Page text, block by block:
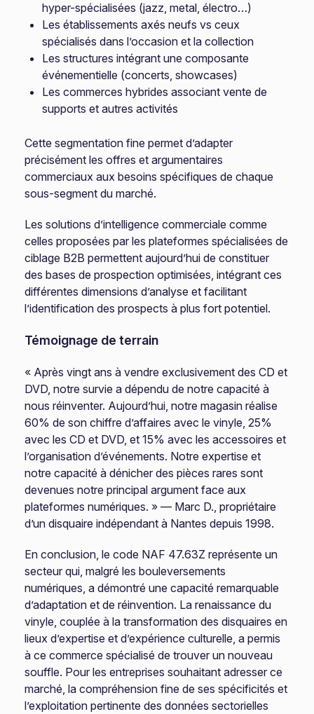
hyper-spécialisées (jazz, metal, électro…)
Les établissements axés neufs vs ceux
spécialisés dans l’occasion et la collection
Les structures intégrant une composante
événementielle (concerts, showcases)
Les commerces hybrides associant vente de
supports et autres activités
Cette segmentation fine permet d’adapter
précisément les offres et argumentaires
commerciaux aux besoins spécifiques de chaque
sous-segment du marché.
Les solutions d’intelligence commerciale comme
celles proposées par les plateformes spécialisées de
ciblage B2B permettent aujourd’hui de constituer
des bases de prospection optimisées, intégrant ces
différentes dimensions d’analyse et facilitant
l’identification des prospects à plus fort potentiel.
Témoignage de terrain
« Après vingt ans à vendre exclusivement des CD et
DVD, notre survie a dépendu de notre capacité à
nous réinventer. Aujourd’hui, notre magasin réalise
60% de son chiffre d’affaires avec le vinyle, 25%
avec les CD et DVD, et 15% avec les accessoires et
l’organisation d’événements. Notre expertise et
notre capacité à dénicher des pièces rares sont
devenues notre principal argument face aux
plateformes numériques. » — Marc D., propriétaire
d’un disquaire indépendant à Nantes depuis 1998.
En conclusion, le code NAF 47.63Z représente un
secteur qui, malgré les bouleversements
numériques, a démontré une capacité remarquable
d’adaptation et de réinvention. La renaissance du
vinyle, couplée à la transformation des disquaires en
lieux d’expertise et d’expérience culturelle, a permis
à ce commerce spécialisé de trouver un nouveau
souffle. Pour les entreprises souhaitant adresser ce
marché, la compréhension fine de ses spécificités et
l’exploitation pertinente des données sectorielles